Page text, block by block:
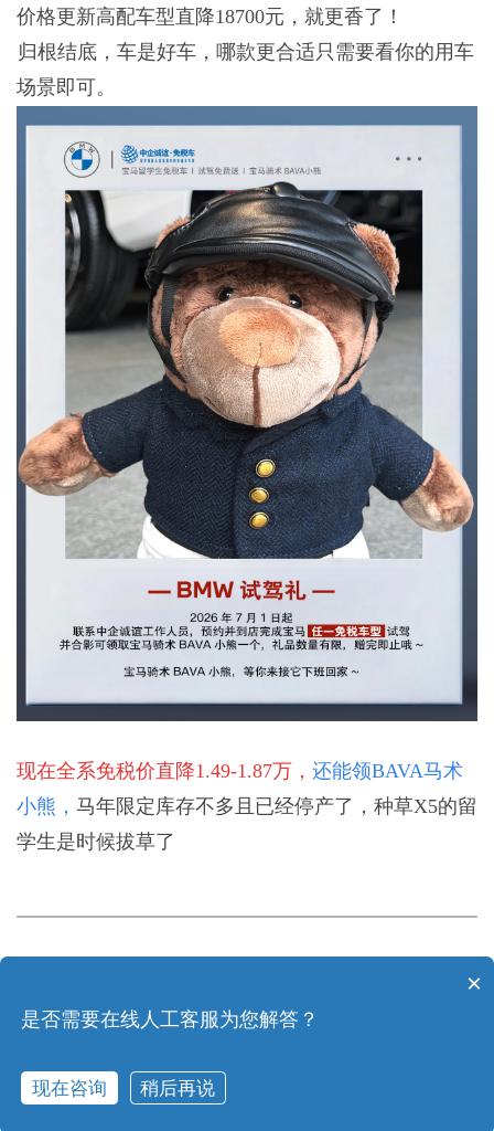
价格更新高配车型直降18700元，就更香了！
归根结底，车是好车，哪款更合适只需要看你的用车
场景即可。
现在全系免税价直降1.49-1.87万， 还能领BAVA马术
小熊， 马年限定库存不多且已经停产了，种草X5的留
学生是时候拔草了
下一篇：藏不住了！年中福利，锁定免税资质还拿礼包
×
是否需要在线人工客服为您解答？
现在咨询 稍后再说